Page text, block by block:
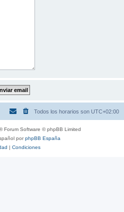
Todos los horarios son UTC+02:00
Forum Software © phpBB Limited
porphpBB España
| Condiciones